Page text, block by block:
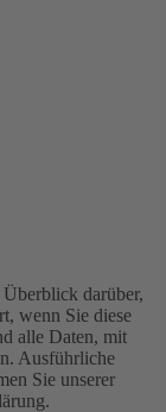
darüber,
wenn Sie diese
alle Daten, mit
Ausführliche
Sie unserer